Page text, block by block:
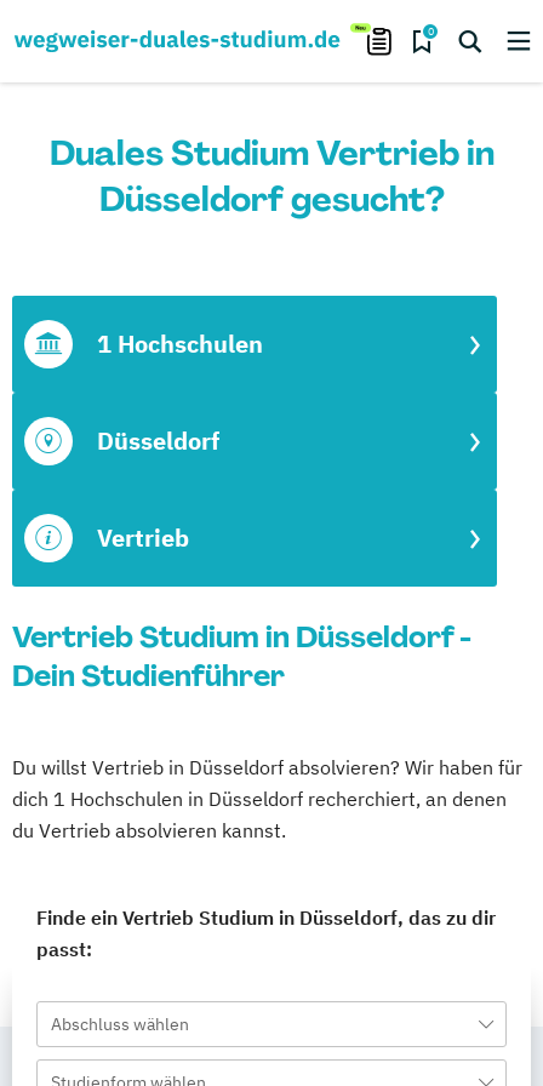
0
Duales Studium Vertrieb in
Düsseldorf gesucht?
Vertrieb
Düsseldorf
1 Hochschulen
Vertrieb Studium in Düsseldorf -
Dein Studienführer
Du willst Vertrieb in Düsseldorf absolvieren? Wir haben für
dich 1 Hochschulen in Düsseldorf recherchiert, an denen
du Vertrieb absolvieren kannst.
Finde ein Vertrieb Studium in Düsseldorf, das zu dir
passt:
Abschluss wählen